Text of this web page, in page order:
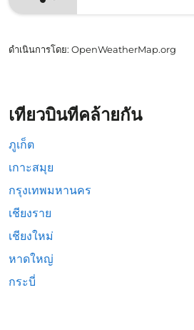
ดำเนินการโดย: OpenWeatherMap.org
เที่ยวบินที่คล้ายกัน
ภูเก็ต
เกาะสมุย
กรุงเทพมหานคร
เชียงราย
เชียงใหม่
หาดใหญ่
กระบี่